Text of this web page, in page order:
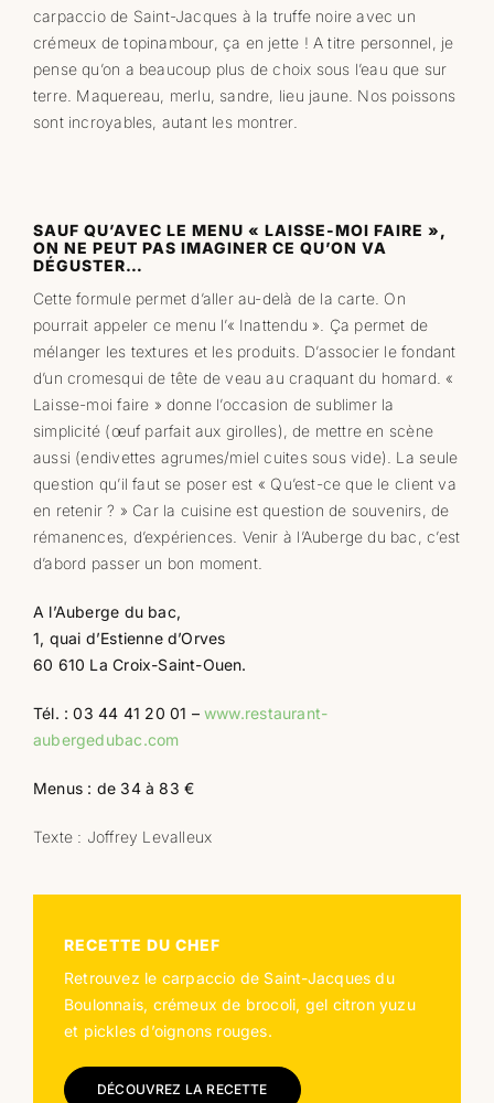
carpaccio de Saint-Jacques à la truffe noire avec un
crémeux de topinambour, ça en jette ! A titre personnel, je
pense qu’on a beaucoup plus de choix sous l’eau que sur
terre. Maquereau, merlu, sandre, lieu jaune. Nos poissons
sont incroyables, autant les montrer.
SAUF QU’AVEC LE MENU « LAISSE-MOI FAIRE »,
ON NE PEUT PAS IMAGINER CE QU’ON VA
DÉGUSTER…
Cette formule permet d’aller au-delà de la carte. On
pourrait appeler ce menu l’« Inattendu ». Ça permet de
mélanger les textures et les produits. D’associer le fondant
d’un cromesqui de tête de veau au craquant du homard. «
Laisse-moi faire » donne l’occasion de sublimer la
simplicité (œuf parfait aux girolles), de mettre en scène
aussi (endivettes agrumes/miel cuites sous vide). La seule
question qu’il faut se poser est « Qu’est-ce que le client va
en retenir ? » Car la cuisine est question de souvenirs, de
rémanences, d’expériences. Venir à l’Auberge du bac, c’est
d’abord passer un bon moment.
A l’Auberge du bac,
1, quai d’Estienne d’Orves
60 610 La Croix-Saint-Ouen.
Tél. : 03 44 41 20 01 –www.restaurant-
aubergedubac.com
Menus : de 34 à 83 €
Texte : Joffrey Levalleux
RECETTE DU CHEF
Retrouvez le carpaccio de Saint-Jacques du
Boulonnais, crémeux de brocoli, gel citron yuzu
et pickles d’oignons rouges.
DÉCOUVREZ LA RECETTE